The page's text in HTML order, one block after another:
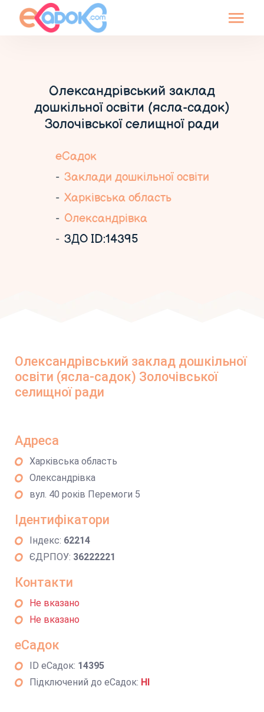
Олександрівський заклад
дошкільної освіти (ясла-садок)
Золочівської селищної ради
еСадок
Заклади дошкільної освіти
Харківська область
Олександрівка
ЗДО ID:14395
Олександрівський заклад дошкільної
освіти (ясла-садок) Золочівської
селищної ради
Адреса
Харківська область
Олександрівка
вул. 40 років Перемоги 5
Ідентифікатори
Індекс: 62214
ЄДРПОУ: 36222221
Контакти
Не вказано
Не вказано
еСадок
ID еСадок: 14395
Підключений до еСадок: НІ